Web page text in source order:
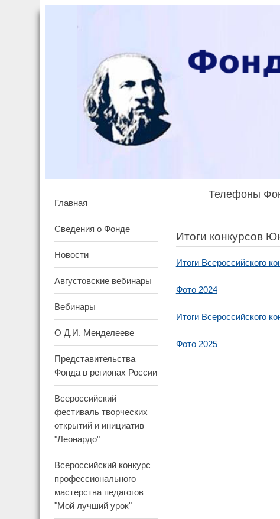
Главная
Сведения о Фонде
Новости
Августовские вебинары
Вебинары
О Д.И. Менделееве
Представительства
Фонда в регионах России
Всероссийский
фестиваль творческих
открытий и инициатив
"Леонардо"
Всероссийский конкурс
профессионального
мастерства педагогов
"Мой лучший урок"
Телефоны
Итоги конкурсов
Итоги Всероссийского
Фото 2024
Итоги Всероссийского
Фото 2025